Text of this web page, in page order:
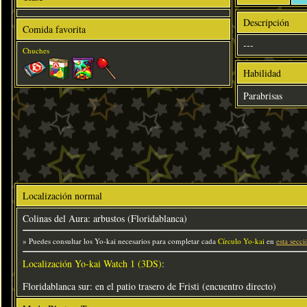
Comida favorita
Chuches
Descripción
---
Habilidad
Parabrisas
Localización normal
Colinas del Aura: arbustos (Floridablanca)
» Puedes consultar los Yo-kai necesarios para completar cada Círculo Yo-kai en esta
Localización Yo-kai Watch 1 (3DS):
Floridablanca sur: en el patio trasero de Fristi (encuentro directo)